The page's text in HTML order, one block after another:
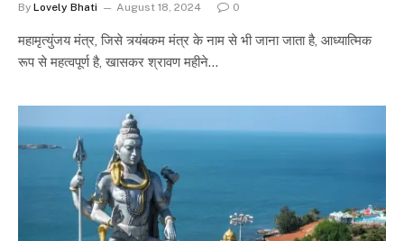
By Lovely Bhati August 18, 2024 0
महामृत्युंजय मंत्र, जिसे त्र्यंबकम मंत्र के नाम से भी जाना जाता है, आध्यात्मिक
रूप से महत्वपूर्ण है, खासकर श्रावण महीने…